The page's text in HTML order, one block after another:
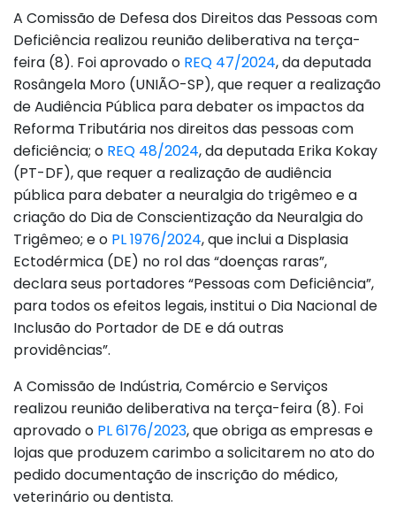
A Comissão de Defesa dos Direitos das Pessoas com
Deficiência realizou reunião deliberativa na terça-
feira (8). Foi aprovado o REQ 47/2024, da deputada
Rosângela Moro (UNIÃO-SP), que requer a realização
de Audiência Pública para debater os impactos da
Reforma Tributária nos direitos das pessoas com
deficiência; o REQ 48/2024, da deputada Erika Kokay
(PT-DF), que requer a realização de audiência
pública para debater a neuralgia do trigêmeo e a
criação do Dia de Conscientização da Neuralgia do
Trigêmeo; e o PL 1976/2024, que inclui a Displasia
Ectodérmica (DE) no rol das “doenças raras”,
declara seus portadores “Pessoas com Deficiência”,
para todos os efeitos legais, institui o Dia Nacional de
Inclusão do Portador de DE e dá outras
providências”.
A Comissão de Indústria, Comércio e Serviços
realizou reunião deliberativa na terça-feira (8). Foi
aprovado o PL 6176/2023, que obriga as empresas e
lojas que produzem carimbo a solicitarem no ato do
pedido documentação de inscrição do médico,
veterinário ou dentista.